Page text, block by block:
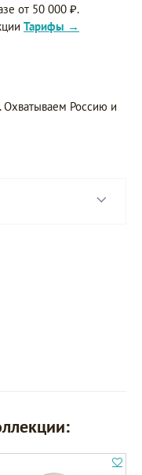
от 50 000 ₽.
Тарифы →
Россию и